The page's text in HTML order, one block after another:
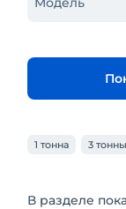
1 тонна 3 тонны
В разделе